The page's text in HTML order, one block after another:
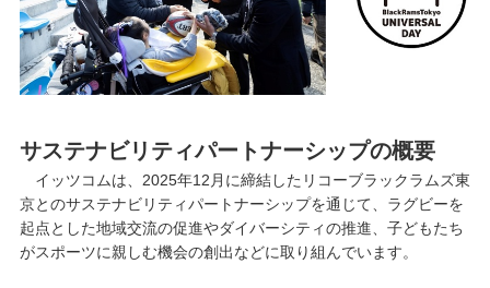
サステナビリティパートナーシップの概要
イッツコムは、2025年12月に締結したリコーブラックラムズ東
京とのサステナビリティパートナーシップを通じて、ラグビーを
起点とした地域交流の促進やダイバーシティの推進、子どもたち
がスポーツに親しむ機会の創出などに取り組んでいます。